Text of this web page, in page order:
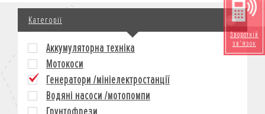
КРЕДИТ
СТРАХУВАННЯ
КОРПОРАТИВНИМ КЛІЄНТАМ
МОТОЦИКЛИ
КРЕДИТ
СТРАХУВАННЯ
КОРПОРАТИВНИМ КЛІЄНТАМ
Зворотній
зв'язок
Категорії
Аккумуляторна техніка
Мотокоси
Генератори /мініелектростанції
Водяні насоси /мотопомпи